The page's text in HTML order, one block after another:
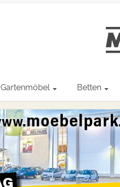
Gartenmöbel Betten